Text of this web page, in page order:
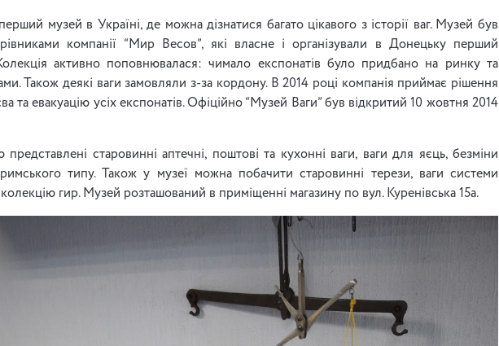
музей в Україні, де можна дізнатися багато цікавого з історії ваг. Музей був
компанії “Мир Весов”, які власне і організували в Донецьку перший
активно поповнювалася: чимало експонатів було придбано на ринку та
Також деякі ваги замовляли з-за кордону. В 2014 році компанія приймає рішення
та евакуацію усіх експонатів. Офіційно “Музей Ваги” був відкритий 10 жовтня 2014
представлені старовинні аптечні, поштові та кухонні ваги, ваги для яєць, безміни
типу. Також у музеї можна побачити старовинні терези, ваги системи
гир. Музей розташований в приміщенні магазину по вул. Куренівська 15а.